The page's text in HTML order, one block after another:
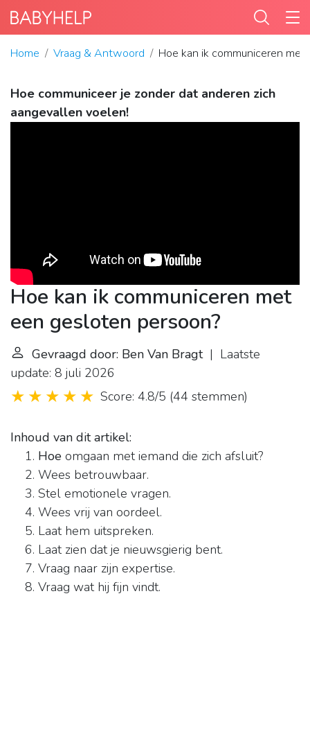
Home Vraag & Antwoord Hoe kan ik communiceren
Hoe communiceer je zonder dat anderen zich
aangevallen voelen!
Hoe kan ik communiceren met
een gesloten persoon?
Gevraagd door: Ben Van Bragt| Laatste
update: 8 juli 2026
Score: 4.8/5 (44 stemmen)
Inhoud van dit artikel:
Hoe omgaan met iemand die zich afsluit?
Wees betrouwbaar.
Stel emotionele vragen.
Wees vrij van oordeel.
Laat hem uitspreken.
Laat zien dat je nieuwsgierig bent.
Vraag naar zijn expertise.
Vraag wat hij fijn vindt.